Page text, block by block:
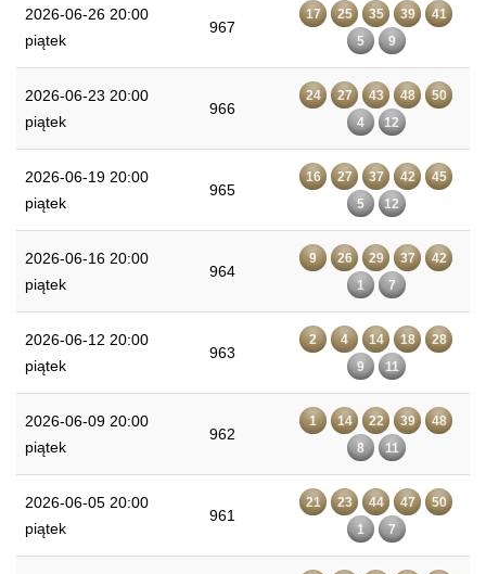
2026-06-26 20:00
piątek
967
17 25 35 39
41
5
9
2026-06-23 20:00
piątek
966
24 27 43 48
50
4
12
2026-06-19 20:00
piątek
965
16 27 37 42
45
5
12
2026-06-16 20:00
piątek
964
9 26 29 37
42
1
7
2026-06-12 20:00
piątek
963
2 4 14 18
28
9
11
2026-06-09 20:00
piątek
962
1 14 22 39
48
8
11
2026-06-05 20:00
piątek
961
21 23 44 47
50
1
7